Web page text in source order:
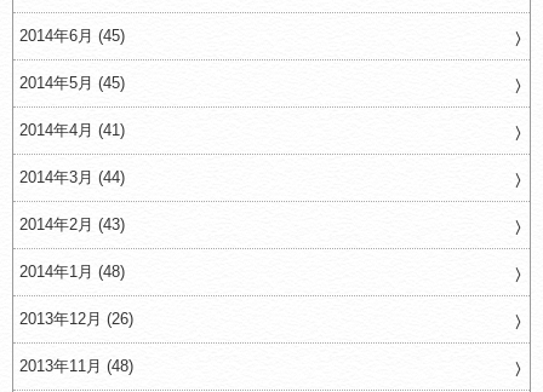
2014年6月 (45)
2014年5月 (45)
2014年4月 (41)
2014年3月 (44)
2014年2月 (43)
2014年1月 (48)
2013年12月 (26)
2013年11月 (48)